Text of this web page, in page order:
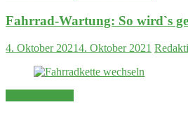
Fahrrad-Wartung: So wird`s
4. Oktober 20214. Oktober 2021